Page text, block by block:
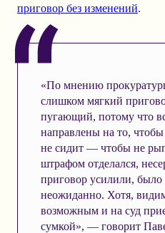
приговор без изменений.
«По мнению
слишком мягкий
пугающий, потому что
направлены на то, чтобы
не сидит — чтобы не
штрафом отделался,
приговор усилили, было
неожиданно. Хотя,
возможным и на суд
сумкой», — говорит